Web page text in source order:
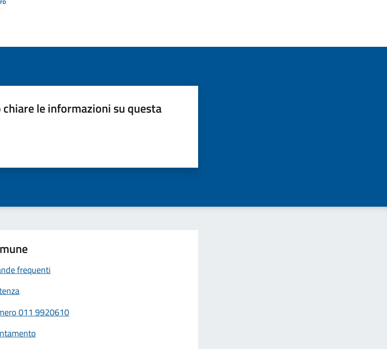
chiare le informazioni su questa
frequenti
011 9920610